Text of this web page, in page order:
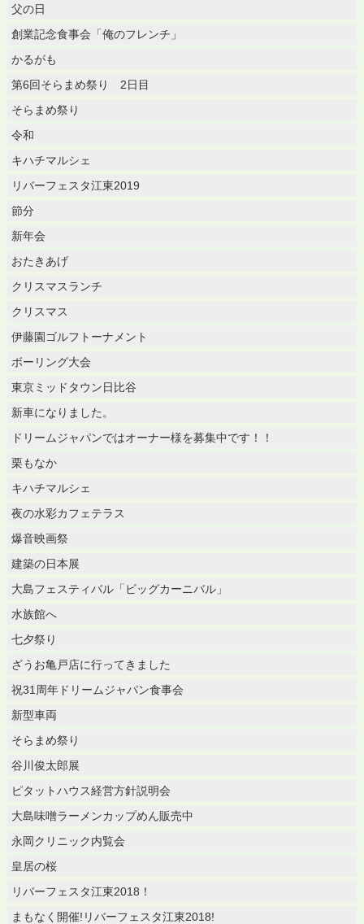
父の日
創業記念食事会「俺のフレンチ」
かるがも
第6回そらまめ祭り 2日目
そらまめ祭り
令和
キハチマルシェ
リバーフェスタ江東2019
節分
新年会
おたきあげ
クリスマスランチ
クリスマス
伊藤園ゴルフトーナメント
ボーリング大会
東京ミッドタウン日比谷
新車になりました。
ドリームジャパンではオーナー様を募集中です！！
栗もなか
キハチマルシェ
夜の水彩カフェテラス
爆音映画祭
建築の日本展
大島フェスティバル「ビッグカーニバル」
水族館へ
七夕祭り
ざうお亀戸店に行ってきました
祝31周年ドリームジャパン食事会
新型車両
そらまめ祭り
谷川俊太郎展
ピタットハウス経営方針説明会
大島味噌ラーメンカップめん販売中
永岡クリニック内覧会
皇居の桜
リバーフェスタ江東2018！
まもなく開催!リバーフェスタ江東2018!